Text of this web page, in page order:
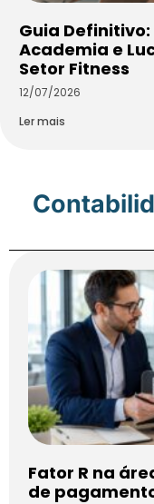
Guia
Academia e
Setor Fitness
12/07/2026
Ler mais
Fator R na
de